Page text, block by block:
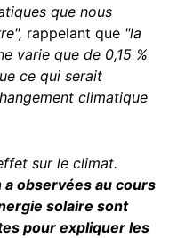
que nous
rappelant que "la
varie que de 0,15 %
ce qui serait
climatique
sur le climat.
observées au cours
solaire sont
pour expliquer les